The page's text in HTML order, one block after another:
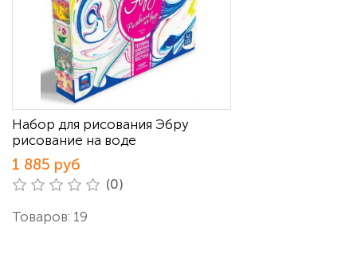
Набор для рисования Эбру
рисование на воде
1 885 руб
(0)
Товаров: 19